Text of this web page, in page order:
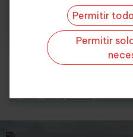
Permitir
Permitir